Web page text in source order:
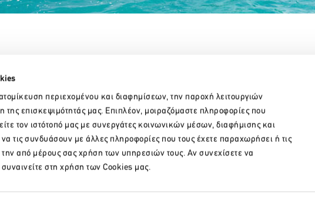
περιεχομένου και διαφημίσεων, την παροχή λειτουργιών
επισκεψιμότητάς μας. Επιπλέον, μοιραζόμαστε πληροφορίες που
τον ιστότοπό μας με συνεργάτες κοινωνικών μέσων, διαφήμισης και
τις συνδυάσουν με άλλες πληροφορίες που τους έχετε παραχωρήσει ή τις
από μέρους σας χρήση των υπηρεσιών τους. Αν συνεχίσετε να
συναινείτε στη χρήση των Cookies μας.
Εγγραφή στο newsletter